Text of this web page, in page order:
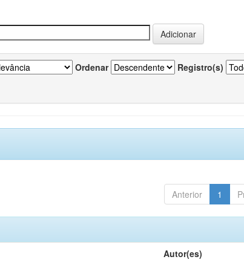
Ordenar Registro(s)
Anterior 1
Autor(es)